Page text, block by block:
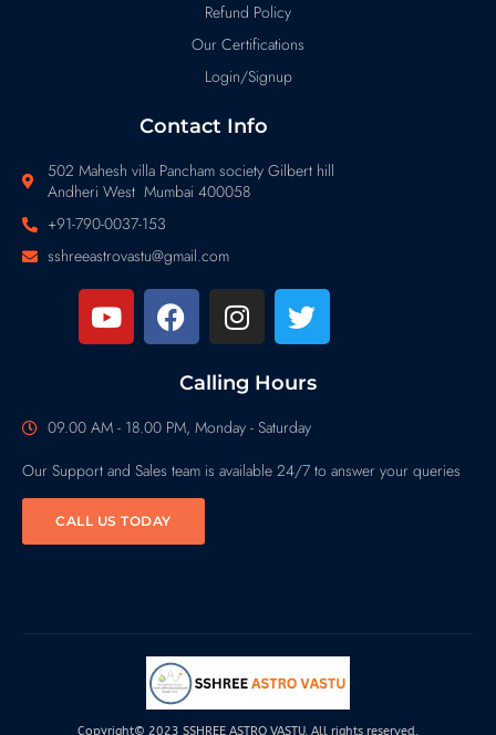
Refund Policy
Our Certifications
Login/Signup
Contact Info
502 Mahesh villa Pancham society Gilbert hill
Andheri West Mumbai 400058
+91-790-0037-153
sshreeastrovastu@gmail.com
Calling Hours
09.00 AM - 18.00 PM, Monday - Saturday
Our Support and Sales team is available 24/7 to answer your queries
CALL US TODAY
Copyright© 2023 SSHREE ASTRO VASTU, All rights reserved.